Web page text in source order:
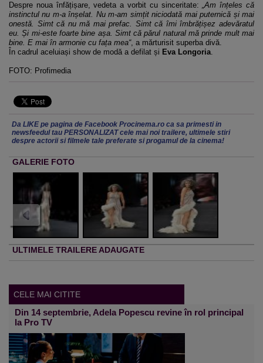
Despre noua înfățișare, vedeta a vorbit cu sinceritate:„Am înțeles că
instinctul nu m-a înșelat. Nu m-am simțit niciodată mai puternică și mai
onestă. Simt că nu mă mai prefac. Simt că îmi îmbrățișez adevăratul
eu. Și mi-este foarte bine așa. Simt că părul natural mă prinde mult mai
bine. E mai în armonie cu fața mea“, a mărturisit superba divă.
În cadrul aceluiași show de modă a defilat și Eva Longoria.
FOTO: Profimedia
Da LIKE pe pagina de Facebook Procinema.ro ca sa primesti in
newsfeedul tau PERSONALIZAT cele mai noi trailere, ultimele stiri
despre actorii si filmele tale preferate si progamul de la cinema!
GALERIE FOTO
ULTIMELE TRAILERE ADAUGATE
CELE MAI CITITE
Din 14 septembrie, Adela Popescu revine în rol principal
la Pro TV